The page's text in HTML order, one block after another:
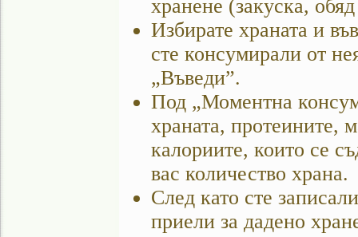
хранене (закуска,
Избирате храната и
сте консумирали от
„Въведи”.
Под „Моментна
храната, протеините,
калориите, които се
вас количество храна.
След като сте
приели за дадено